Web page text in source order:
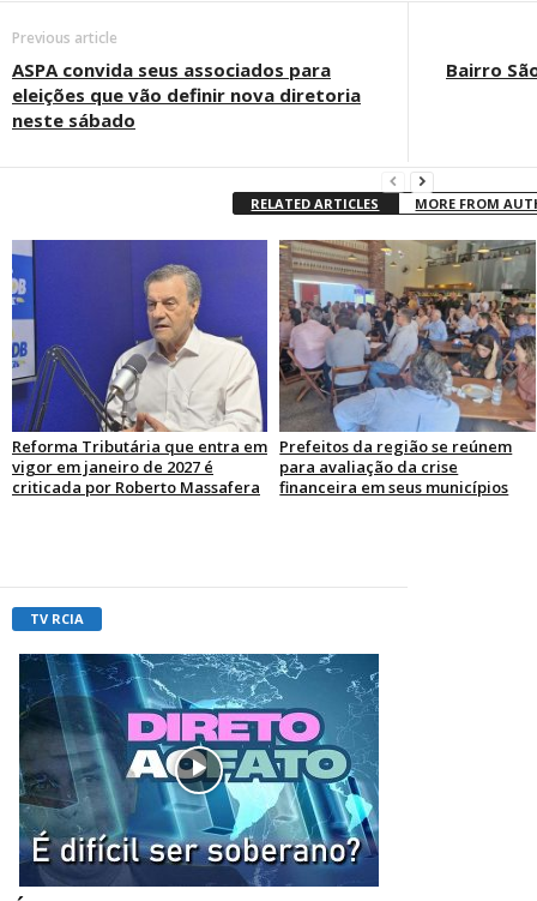
Previous article
ASPA convida seus associados para
eleições que vão definir nova diretoria
neste sábado
Bairro
RELATED ARTICLES MORE FROM
Reforma Tributária que entra em
vigor em janeiro de 2027 é
criticada por Roberto Massafera
Prefeitos da região se reúnem
para avaliação da crise
financeira em seus municípios
TV RCIA